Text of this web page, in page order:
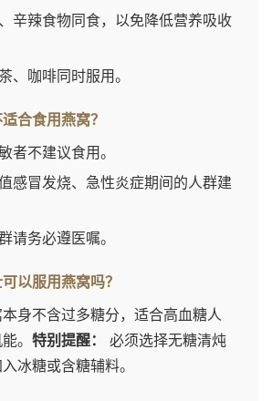
辛辣食物同食，以免降低营养吸收
、咖啡同时服用。
合食用燕窝？
者不建议食用。
感冒发烧、急性炎症期间的人群建
请务必遵医嘱。
以服用燕窝吗？
身不含过多糖分，适合高血糖人
。 特别提醒：
必须选择无糖清炖
冰糖或含糖辅料。